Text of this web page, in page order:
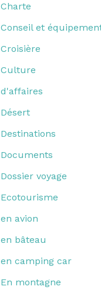
Charte
Conseil et
Croisière
Culture
d'affaires
Désert
Destinations
Documents
Dossier voyage
Ecotourisme
en avion
en bâteau
en camping car
En montagne